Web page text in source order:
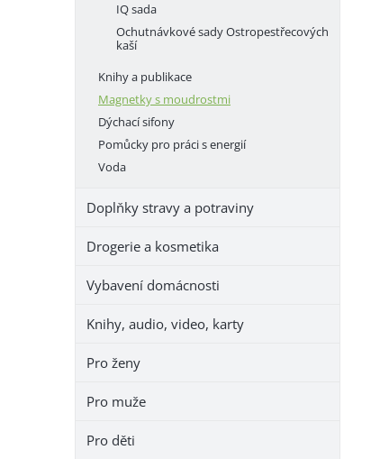
IQ sada
Ochutnávkové sady Ostropestřecových
kaší
Knihy a publikace
Magnetky s moudrostmi
Dýchací sifony
Pomůcky pro práci s energií
Voda
Doplňky stravy a potraviny
Drogerie a kosmetika
Vybavení domácnosti
Knihy, audio, video, karty
Pro ženy
Pro muže
Pro děti